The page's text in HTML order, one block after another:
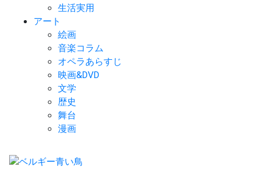
生活実用
アート
絵画
音楽コラム
オペラあらすじ
映画&DVD
文学
歴史
舞台
漫画